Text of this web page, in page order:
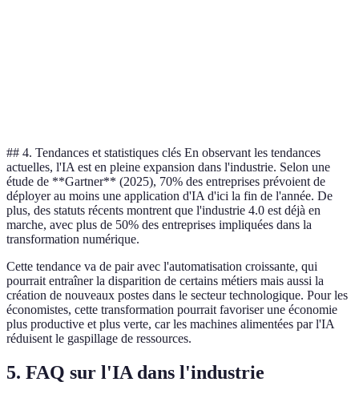
## 4. Tendances et statistiques clés En observant les tendances
actuelles, l'IA est en pleine expansion dans l'industrie. Selon une
étude de **Gartner** (2025), 70% des entreprises prévoient de
déployer au moins une application d'IA d'ici la fin de l'année. De
plus, des statuts récents montrent que l'industrie 4.0 est déjà en
marche, avec plus de 50% des entreprises impliquées dans la
transformation numérique.
Cette tendance va de pair avec l'automatisation croissante, qui
pourrait entraîner la disparition de certains métiers mais aussi la
création de nouveaux postes dans le secteur technologique. Pour les
économistes, cette transformation pourrait favoriser une économie
plus productive et plus verte, car les machines alimentées par l'IA
réduisent le gaspillage de ressources.
5. FAQ sur l'IA dans l'industrie